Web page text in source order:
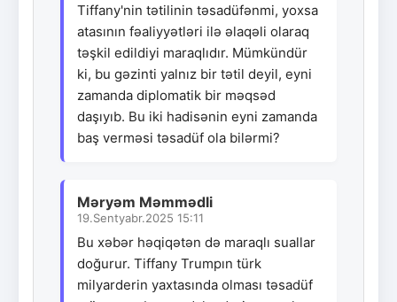
Tiffany'nin tətilinin təsadüfənmi, yoxsa
atasının fəaliyyətləri ilə əlaqəli olaraq
təşkil edildiyi maraqlıdır. Mümkündür
ki, bu gəzinti yalnız bir tətil deyil, eyni
zamanda diplomatik bir məqsəd
daşıyıb. Bu iki hadisənin eyni zamanda
baş verməsi təsadüf ola bilərmi?
Məryəm Məmmədli
19.Sentyabr.2025 15:11
Bu xəbər həqiqətən də maraqlı suallar
doğurur. Tiffany Trumpın türk
milyarderin yaxtasında olması təsadüf